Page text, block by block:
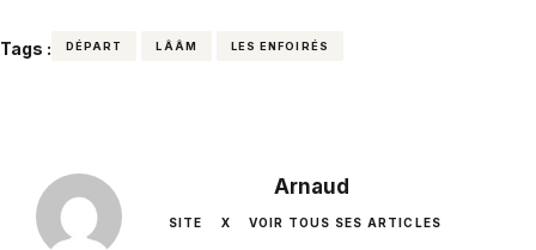
Tags : DÉPART LÂÂM LES ENFOIRÉS
Arnaud
SITE X VOIR TOUS SES ARTICLES